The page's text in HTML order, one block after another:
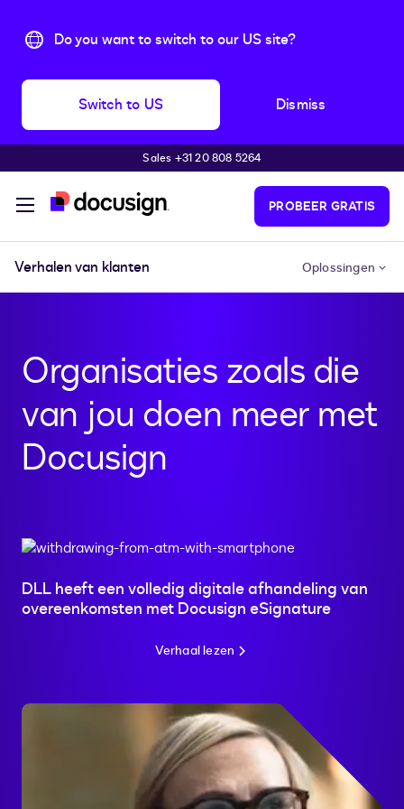
Do you want to switch to our US site?
Switch to US Dismiss
Pular para o conteúdo principal
Sales +31 20 808 5264
PROBEER GRATIS
Verhalen van klanten Oplossingen
Organisaties zoals die
van jou doen meer met
Docusign
DLL heeft een volledig digitale afhandeling van
overeenkomsten met Docusign eSignature
Verhaal lezen